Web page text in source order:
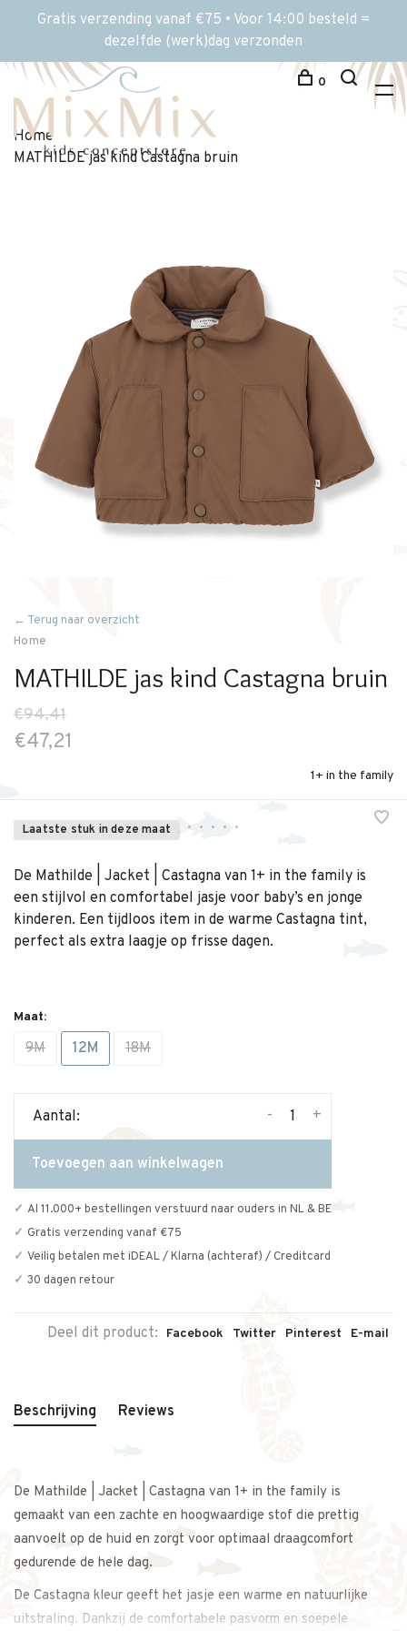
Gratis verzending vanaf €75 • Voor 14:00 besteld =
dezelfde (werk)dag verzonden
0
Home
MATHILDE jas kind Castagna bruin
← Terug naar overzicht
Home
MATHILDE jas kind Castagna bruin
€94,41
€47,21
1+ in the family
Laatste stuk in deze maat • • • • •
De Mathilde | Jacket | Castagna van 1+ in the family is
een stijlvol en comfortabel jasje voor baby’s en jonge
kinderen. Een tijdloos item in de warme Castagna tint,
perfect als extra laagje op frisse dagen.
Maat:
9M 12M 18M
Aantal: +
-
Toevoegen aan winkelwagen
Al 11.000+ bestellingen verstuurd naar ouders in NL & BE
Gratis verzending vanaf €75
Veilig betalen met iDEAL / Klarna (achteraf) / Creditcard
30 dagen retour
Deel dit product: Facebook Twitter Pinterest E-mail
Beschrijving Reviews
De Mathilde | Jacket | Castagna van 1+ in the family is
gemaakt van een zachte en hoogwaardige stof die prettig
aanvoelt op de huid en zorgt voor optimaal draagcomfort
gedurende de hele dag.
De Castagna kleur geeft het jasje een warme en natuurlijke
uitstraling. Dankzij de comfortabele pasvorm en soepele